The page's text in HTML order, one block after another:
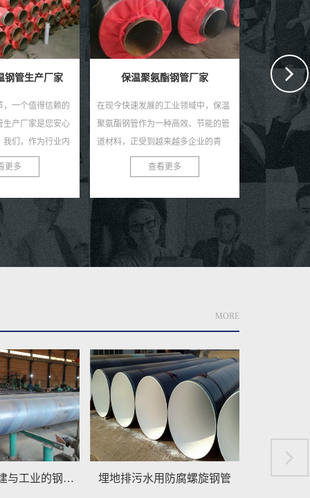
钢管生产厂家
，一个值得信赖的
生产厂家是您安心
我们，作为行业内
您提供高质量、
钢管，...
更多
保温聚氨酯钢管厂家
在现今快速发展的工业领域中，保温
聚氨酯钢管作为一种高效、节能的管
道材料，正受到越来越多企业的青
睐。作为专业的保温聚氨酯钢管厂
家，我们致力于为客户提供优...
查看更多
在现代工业
独特的生产
赢得了市场
要的建材，
气、化工、
MORE
螺旋钢管：基建与工业的钢铁动脉 埋地排污水用防腐螺旋钢管 埋地给